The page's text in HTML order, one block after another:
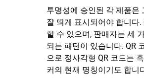
투명성에 승인된 각 제품은
잘 띄게 표시되어야 합니다
할 수 있으며, 판매자는 세
되는 패턴이 있습니다. QR
으로 정사각형 QR 코드는
커의 현재 명칭이기도 합니